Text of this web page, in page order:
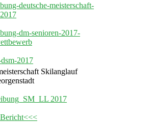
deutsche-meisterschaft-
dm-senioren-2017-
2017
Skilanglauf
2017